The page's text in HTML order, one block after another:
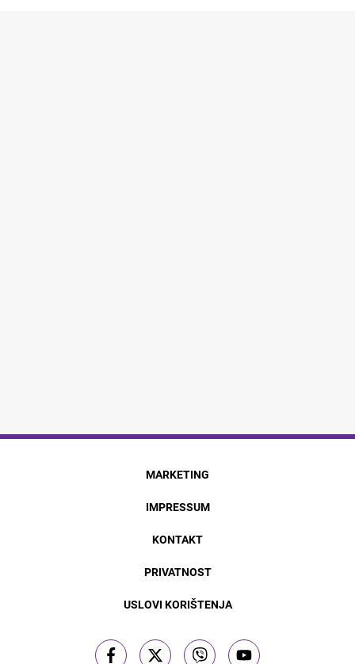
MARKETING
IMPRESSUM
KONTAKT
PRIVATNOST
USLOVI KORIŠTENJA